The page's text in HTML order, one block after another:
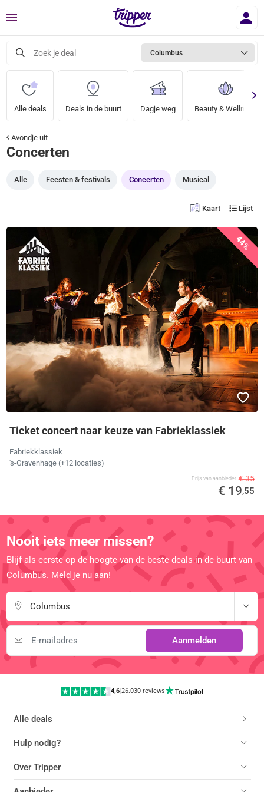
Menu
Zoek je deal Columbus
Alle deals Deals in de buurt Dagje weg Beauty & Wellness
Avondje uit
Concerten
Alle Feesten & festivals Concerten Musical
Kaart Lijst
44%
Ticket concert naar keuze van Fabrieklassiek
Fabriekklassiek
's-Gravenhage (+12 locaties)
Prijs van aanbieder € 35
€ 19,55
Nooit iets meer missen?
Blijf als eerste op de hoogte van de beste deals in de buurt van
Columbus. Meld je nu aan!
Columbus
Aanmelden
4,6|26.030 reviews
Alle deals
Hulp nodig?
Over Tripper